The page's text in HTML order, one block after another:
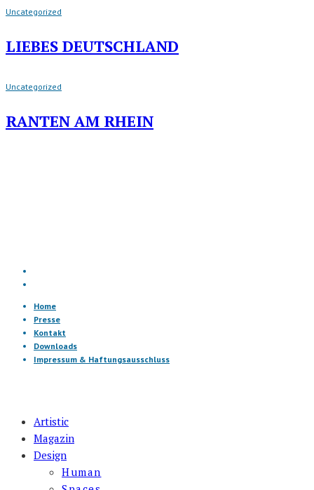
Uncategorized
LIEBES DEUTSCHLAND
Uncategorized
RANTEN AM RHEIN
Home
Presse
Kontakt
Downloads
Impressum & Haftungsausschluss
Artistic
Magazin
Design
Human